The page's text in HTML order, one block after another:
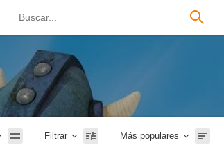
Filtrar Más populares